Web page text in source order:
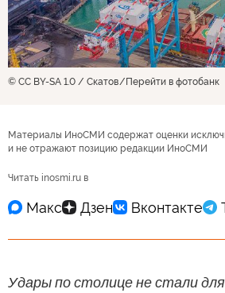
© CC BY-SA 1.0 / Скатов Перейти в фотобанк
Материалы ИноСМИ содержат оценки
и не отражают позицию редакции ИноСМИ
Читать inosmi.ru в
Удары по столице не стали